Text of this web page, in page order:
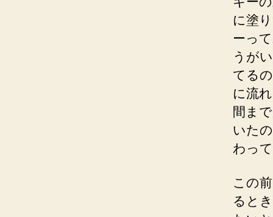
に塗
ーっ
うが
てる
に流
間ま
いた
わっ
この
ると